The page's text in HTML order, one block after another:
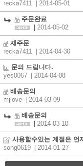
recka7411
| 2014-05-01
주문완료
2014-05-02
재주문
recka7411
| 2014-04-30
문의 드립니다.
yes0067
| 2014-04-08
배송문의
mjlove
| 2014-03-09
배송문의
2014-03-10
사용할수있는 계절은 언
song0619
| 2014-01-27